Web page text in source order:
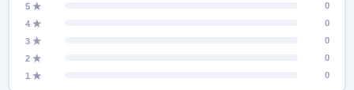
5 ★
0
4 ★
0
3 ★
0
2 ★
0
1 ★
0